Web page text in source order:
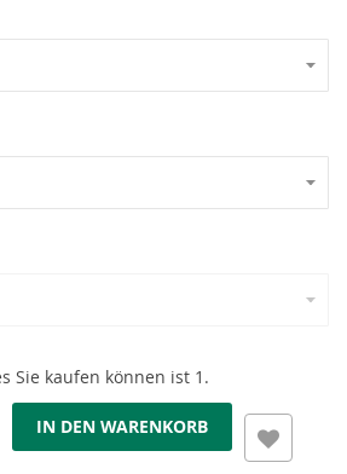
Sie kaufen können ist 1.
IN DEN WARENKORB